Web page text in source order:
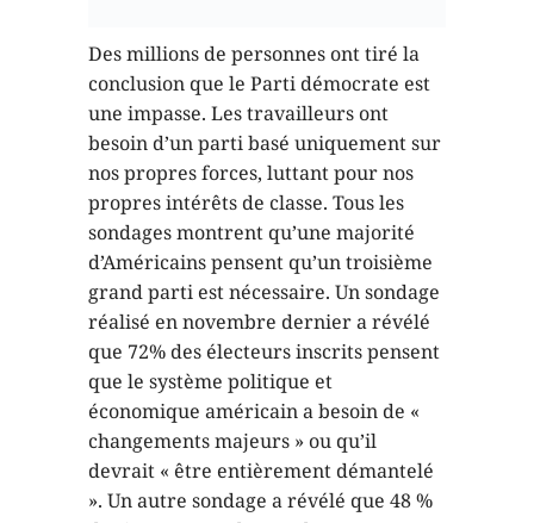
sondages montrent qu’une majorité
d’Américains pensent qu’un troisième
grand parti est nécessaire. Un sondage
réalisé en novembre dernier a révélé
que 72% des électeurs inscrits pensent
que le système politique et
économique américain a besoin de «
changements majeurs » ou qu’il
devrait « être entièrement démantelé
». Un autre sondage a révélé que 48 %
des jeunes sont d’accord avec
l’affirmation suivante : « Peu importe
qui gagne les élections, rien ne change
».
Les « libéraux-socialistes » n’ont rien
de sérieux à offrir aux millions de